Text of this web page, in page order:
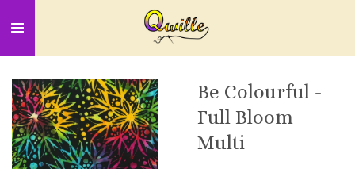
direct
naar
de
hoofdinhoud
Be Colourful -
Full Bloom
Multi